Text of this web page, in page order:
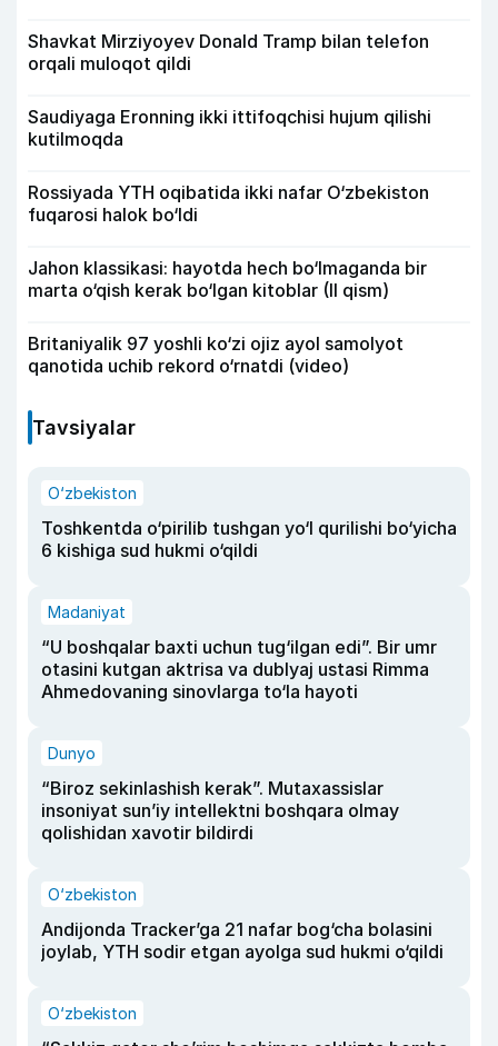
Shavkat Mirziyoyev Donald Tramp bilan telefon
orqali muloqot qildi
Saudiyaga Eronning ikki ittifoqchisi hujum qilishi
kutilmoqda
Rossiyada YTH oqibatida ikki nafar O‘zbekiston
fuqarosi halok bo‘ldi
Jahon klassikasi: hayotda hech bo‘lmaganda bir
marta o‘qish kerak bo‘lgan kitoblar (II qism)
Britaniyalik 97 yoshli ko‘zi ojiz ayol samolyot
qanotida uchib rekord o‘rnatdi (video)
Tavsiyalar
O‘zbekiston
Toshkentda o‘pirilib tushgan yo‘l qurilishi bo‘yicha
6 kishiga sud hukmi o‘qildi
Madaniyat
“U boshqalar baxti uchun tug‘ilgan edi”. Bir umr
otasini kutgan aktrisa va dublyaj ustasi Rimma
Ahmedovaning sinovlarga to‘la hayoti
Dunyo
“Biroz sekinlashish kerak”. Mutaxassislar
insoniyat sun’iy intellektni boshqara olmay
qolishidan xavotir bildirdi
O‘zbekiston
Andijonda Tracker’ga 21 nafar bog‘cha bolasini
joylab, YTH sodir etgan ayolga sud hukmi o‘qildi
O‘zbekiston